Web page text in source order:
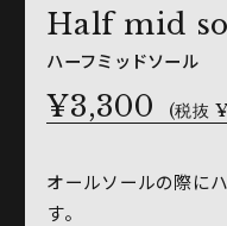
Half mid
ハーフミッドソール
¥3,300 (税抜
オールソールの際に
す。